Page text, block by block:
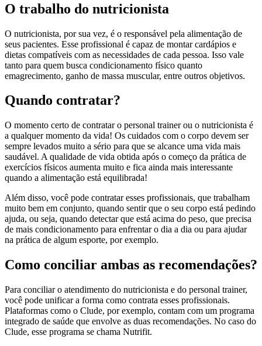
O trabalho do nutricionista
O nutricionista, por sua vez, é o responsável pela alimentação de
seus pacientes. Esse profissional é capaz de montar cardápios e
dietas compatíveis com as necessidades de cada pessoa. Isso vale
tanto para quem busca condicionamento físico quanto
emagrecimento, ganho de massa muscular, entre outros objetivos.
Quando contratar?
O momento certo de contratar o personal trainer ou o nutricionista é
a qualquer momento da vida! Os cuidados com o corpo devem ser
sempre levados muito a sério para que se alcance uma vida mais
saudável. A qualidade de vida obtida após o começo da prática de
exercícios físicos aumenta muito e fica ainda mais interessante
quando a alimentação está equilibrada!
Além disso, você pode contratar esses profissionais, que trabalham
muito bem em conjunto, quando sentir que o seu corpo está pedindo
ajuda, ou seja, quando detectar que está acima do peso, que precisa
de mais condicionamento para enfrentar o dia a dia ou para ajudar
na prática de algum esporte, por exemplo.
Como conciliar ambas as recomendações?
Para conciliar o atendimento do nutricionista e do personal trainer,
você pode unificar a forma como contrata esses profissionais.
Plataformas como o Clude, por exemplo, contam com um programa
integrado de saúde que envolve as duas recomendações. No caso do
Clude, esse programa se chama Nutrifit.